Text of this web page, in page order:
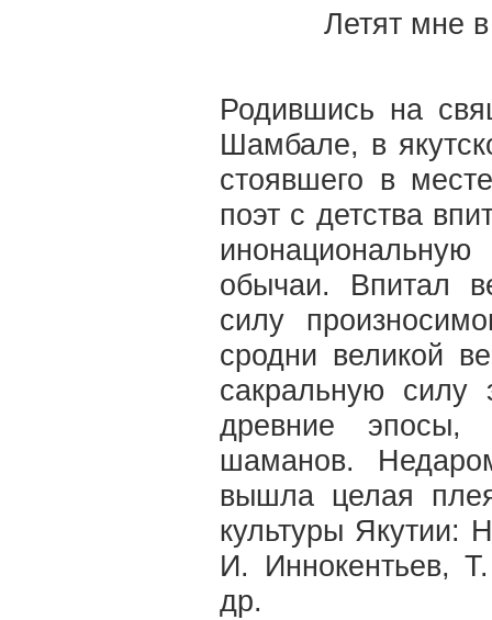
Летят мне
Родившись на
Шамбале, в
стоявшего в
поэт с детства
обычаи. Впитал
силу
сродни великой
сакральную силу
древние эпосы,
шаманов.
вышла целая
культуры Якутии:
И. Иннокентьев,
др.